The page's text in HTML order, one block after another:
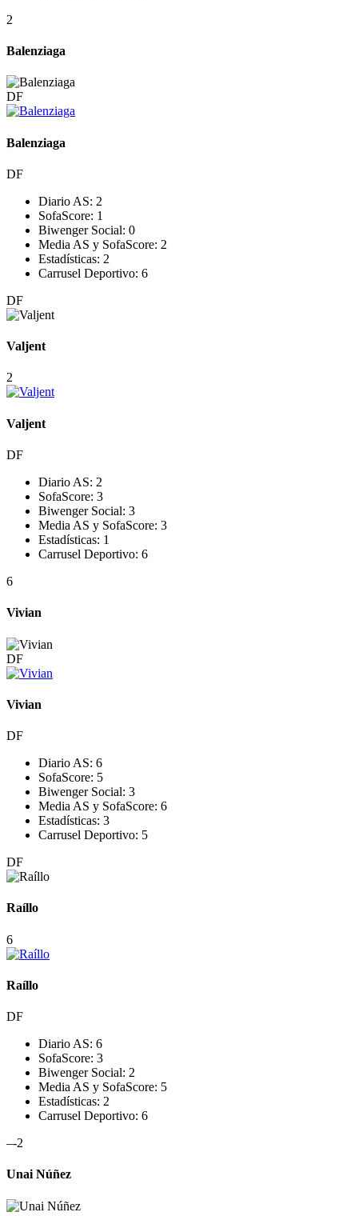
2
Balenziaga
DF
Balenziaga
DF
Diario AS: 2
SofaScore: 1
Biwenger Social: 0
Media AS y SofaScore: 2
Estadísticas: 2
Carrusel Deportivo: 6
DF
Valjent
2
Valjent
DF
Diario AS: 2
SofaScore: 3
Biwenger Social: 3
Media AS y SofaScore: 3
Estadísticas: 1
Carrusel Deportivo: 6
6
Vivian
DF
Vivian
DF
Diario AS: 6
SofaScore: 5
Biwenger Social: 3
Media AS y SofaScore: 6
Estadísticas: 3
Carrusel Deportivo: 5
DF
Raíllo
6
Raíllo
DF
Diario AS: 6
SofaScore: 3
Biwenger Social: 2
Media AS y SofaScore: 5
Estadísticas: 2
Carrusel Deportivo: 6
–-2
Unai Núñez